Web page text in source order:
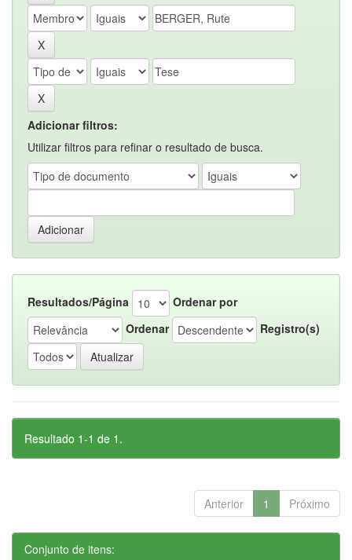
Adicionar filtros:
Utilizar filtros para refinar o resultado de busca.
Resultados/Página
Ordenar por
Ordenar
Registro(s)
Resultado 1-1 de 1.
Anterior 1 Próximo
Conjunto de itens: